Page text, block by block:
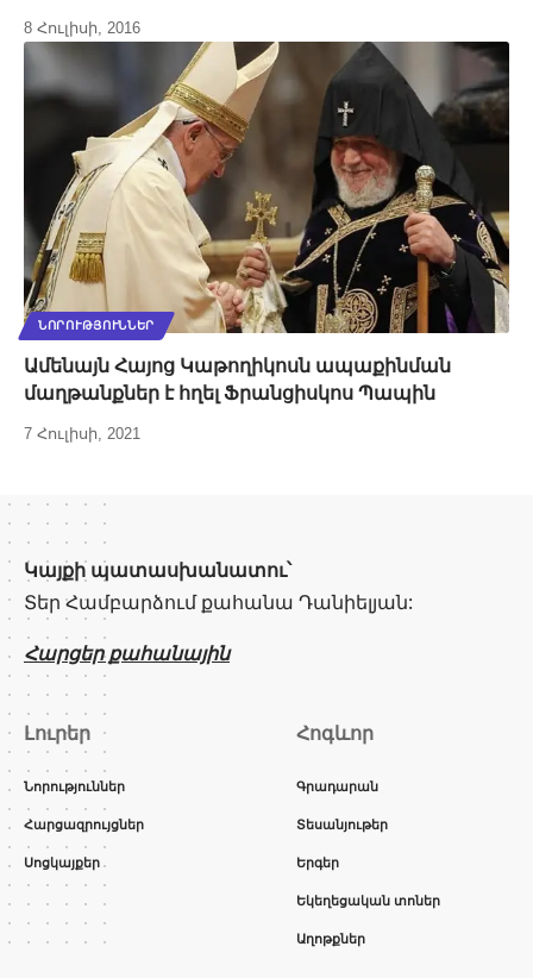
8 Հուլիսի, 2016
ՆՈՐՈՒԹՅՈՒՆՆԵՐ
Ամենայն Հայոց Կաթողիկոսն ապաքինման
մաղթանքներ է հղել Ֆրանցիսկոս Պապին
7 Հուլիսի, 2021
Կայքի պատասխանատու՝
Տեր Համբարձում քահանա Դանիելյան:
Հարցեր քահանային
Լուրեր
Նորություններ
Հարցազրույցներ
Սոցկայքեր
Հոգևոր
Գրադարան
Տեսանյութեր
Երգեր
Եկեղեցական տոներ
Աղոթքներ